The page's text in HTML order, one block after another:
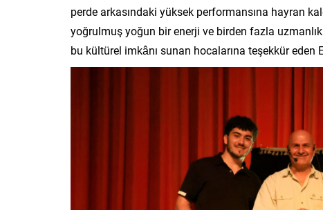
perde arkasındaki yüksek performansına hayran
yoğrulmuş yoğun bir enerji ve birden fazla
bu kültürel imkânı sunan hocalarına teşekkür eden